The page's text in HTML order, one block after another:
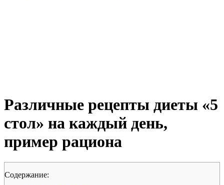
Различные рецепты диеты «5
стол» на каждый день,
пример рациона
Cодержание: